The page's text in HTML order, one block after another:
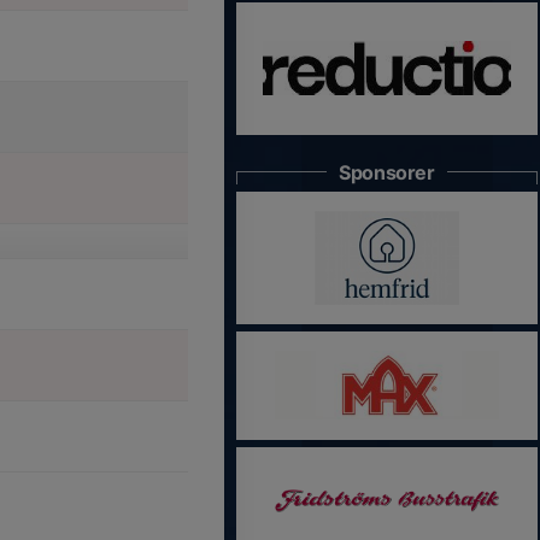
Sponsorer